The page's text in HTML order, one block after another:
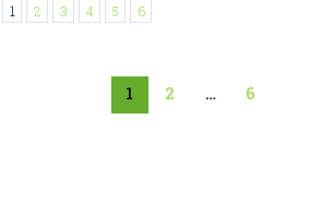
1 2 3 4 5 6
1 2 … 6